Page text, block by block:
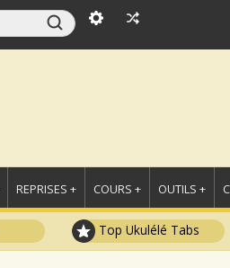
REPRISES + COURS + OUTILS +
Top Ukulélé Tabs